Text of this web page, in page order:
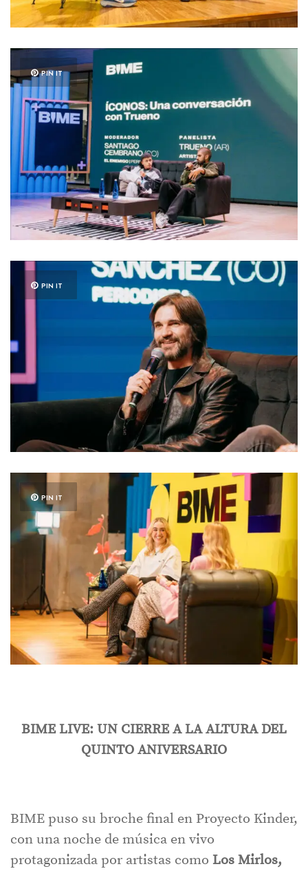
PIN IT
PIN IT
PIN IT
BIME LIVE: UN CIERRE A LA ALTURA DEL
QUINTO ANIVERSARIO
BIME puso su broche final en Proyecto Kinder,
con una noche de música en vivo
protagonizada por artistas como Los Mirlos,